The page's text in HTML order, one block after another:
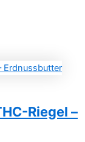
Riegel –